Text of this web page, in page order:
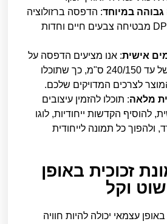
גבוהה במיוחד: הדפסה ברזולוציה
של עד 2000 DPI מבטיחה צבעים חיים וחדות
אישית: אנו מציעים הדפסה על
זכוכית בגודל של עד 240/150 ס"מ, כך שתוכלו
לצרכים המדויקים שלכם.
מלאה: תוכלו להזמין עיצובים
להוסיף הקדשות ייחודיות, לוגו
ולהפוך כל תמונה לייחודית
זכוכית באופן
וקל
עצמאי יכולה להיות חוויה